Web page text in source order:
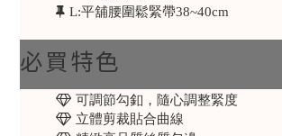
L:平舖腰圍鬆緊帶38~40cm
必買特色
可調節勾釦，隨心調整緊度
立體剪裁貼合曲線